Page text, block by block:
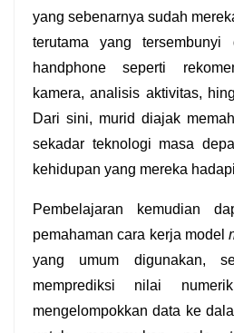
yang sebenarnya sudah
terutama yang
handphone seperti
kamera, analisis aktivitas,
Dari sini, murid diajak
sekadar teknologi masa
kehidupan yang mereka
Pembelajaran kemudian
pemahaman cara kerja model
yang umum digunakan,
memprediksi nilai
mengelompokkan data ke